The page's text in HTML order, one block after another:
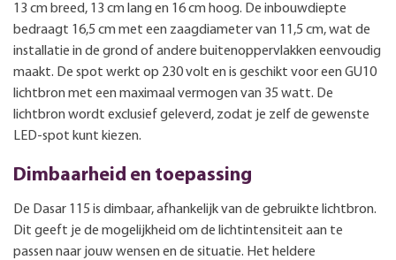
13 cm breed, 13 cm lang en 16 cm hoog. De inbouwdiepte
bedraagt 16,5 cm met een zaagdiameter van 11,5 cm, wat de
installatie in de grond of andere buitenoppervlakken eenvoudig
maakt. De spot werkt op 230 volt en is geschikt voor een GU10
lichtbron met een maximaal vermogen van 35 watt. De
lichtbron wordt exclusief geleverd, zodat je zelf de gewenste
LED-spot kunt kiezen.
Dimbaarheid en toepassing
De Dasar 115 is dimbaar, afhankelijk van de gebruikte lichtbron.
Dit geeft je de mogelijkheid om de lichtintensiteit aan te
passen naar jouw wensen en de situatie. Het heldere